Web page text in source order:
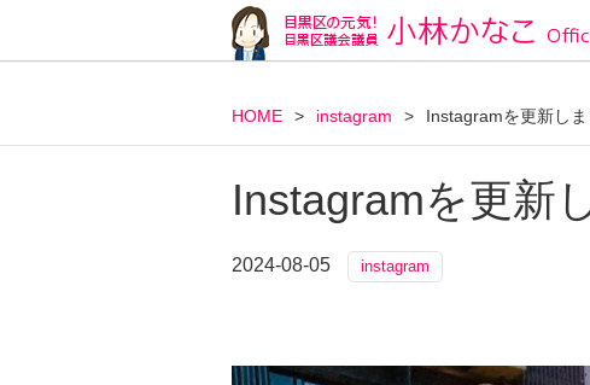
HOME > instagram > Instagramを更新しま
Instagramを更新
2024-08-05 instagram